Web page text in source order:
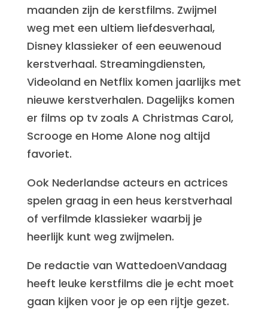
maanden zijn de kerstfilms. Zwijmel
weg met een ultiem liefdesverhaal,
Disney klassieker of een eeuwenoud
kerstverhaal. Streamingdiensten,
Videoland en Netflix komen jaarlijks met
nieuwe kerstverhalen. Dagelijks komen
er films op tv zoals A Christmas Carol,
Scrooge en Home Alone nog altijd
favoriet.
Ook Nederlandse acteurs en actrices
spelen graag in een heus kerstverhaal
of verfilmde klassieker waarbij je
heerlijk kunt weg zwijmelen.
De redactie van WattedoenVandaag
heeft leuke kerstfilms die je echt moet
gaan kijken voor je op een rijtje gezet.